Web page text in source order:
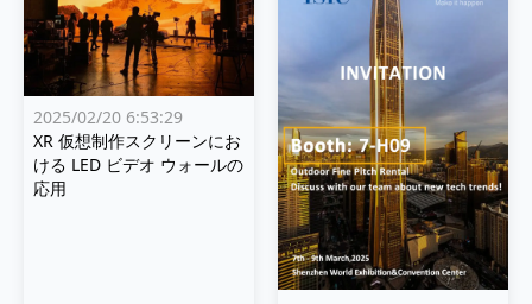
2025/02/20 6:53:29
XR 仮想制作スクリーンにお
ける LED ビデオ ウォールの
応用